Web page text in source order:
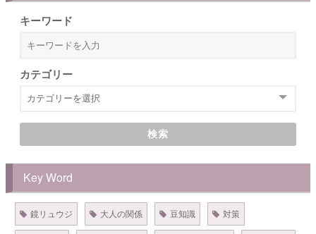
キーワード
カテゴリー
検索
Key Word
鏡リュウジ 大人の関係 豆知識 対策